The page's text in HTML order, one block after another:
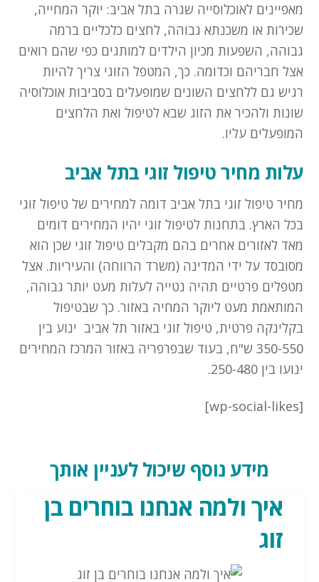
מאפיינים לאוכלוסייה שגרה בתל אביב: יוקר המחייה,
שכירות או משכנתא גבוהה, לחצים כלכליים ברמה
גבוהה, השפעות מכיון הילדים למותגים כפי שהם רואים
אצל חבריהם וכדומה. כך, המטפל הזוגי צריך להיות
רגיש גם ללחצים השונים שמופעלים בסביבות אוכלוסיה
שונות ולהכיר את הזוג שבא לטיפול ואת הלחצים
המופעלים עליו.
עלות מחיר טיפול זוגי בתל אביב
מחיר טיפול זוגי בתל אביב דומה למחירים של טיפול זוגי
בכל הארץ. בתחנות לטיפול זוגי יהיו המחירים דומים
מאד לאזורים אחרים בהם מקבלים טיפול זוגי שכן הוא
מסובסד על ידי המדינה (משרד הרווחה) והעיריות. אצל
מטפלים פרטיים תהיה נטייה לעלות מעט יותר גבוהה,
המותאמת מעט ליוקר המחיה באזור. כך שבטיפול
בקלינקה פרטית, טיפול זוגי באזור תל אביב ינוע בין
350-550 ש"ח, בעוד שבפרפריה באזור המרכז המחירים
ינועו בין 250-480.
[wp-social-likes]
מידע נוסף שיכול לעניין אותך
איך ולמה אנחנו בוחרים בן
זוג